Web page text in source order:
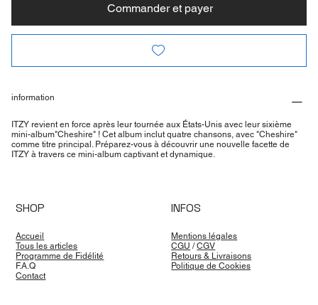
Commander et payer
information
ITZY revient en force après leur tournée aux États-Unis avec leur sixième
mini-album"Cheshire" ! Cet album inclut quatre chansons, avec "Cheshire"
comme titre principal. Préparez-vous à découvrir une nouvelle facette de
ITZY à travers ce mini-album captivant et dynamique.
SHOP
Accueil
Tous les articles
Programme de Fidélité
F.A.Q
Contact
INFOS
Mentions légales
CGU /CGV
Retours & Livraisons
Politique de Cookies